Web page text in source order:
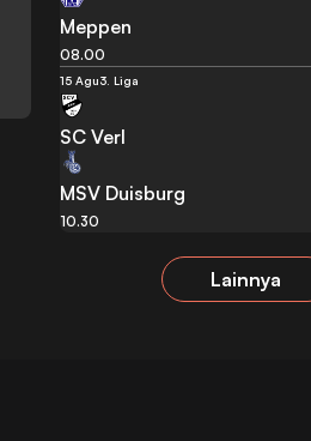
Meppen
08.00
15 Agu3. Liga
SC Verl
MSV Duisburg
10.30
Lainnya